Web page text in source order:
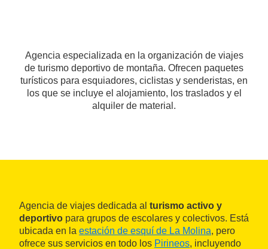
Agencia especializada en la organización de viajes
de turismo deportivo de montaña. Ofrecen paquetes
turísticos para esquiadores, ciclistas y senderistas, en
los que se incluye el alojamiento, los traslados y el
alquiler de material.
Agencia de viajes dedicada al turismo activo y
deportivo para grupos de escolares y colectivos. Está
ubicada en la estación de esquí de La Molina, pero
ofrece sus servicios en todo los Pirineos, incluyendo